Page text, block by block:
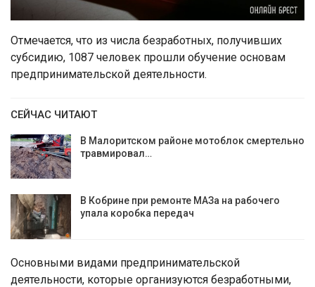
Отмечается, что из числа безработных, получивших
субсидию, 1087 человек прошли обучение основам
предпринимательской деятельности.
СЕЙЧАС ЧИТАЮТ
В Малоритском районе мотоблок смертельно
травмировал…
В Кобрине при ремонте МАЗа на рабочего
упала коробка передач
Основными видами предпринимательской
деятельности, которые организуются безработными,